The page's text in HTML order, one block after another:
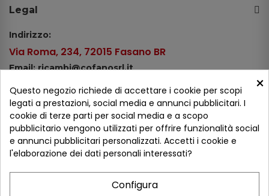
Legal
Indirizzo:
Via Roma, 234, 72015 Fasano BR
Email: ricambi@cofanosrl.it
Tel.: +39 080 44 13 478
WhatsApp: +39 334 98 51 100
Metodi di pagamento
×
Questo negozio richiede di accettare i cookie per scopi
legati a prestazioni, social media e annunci pubblicitari. I
cookie di terze parti per social media e a scopo
pubblicitario vengono utilizzati per offrire funzionalità social
e annunci pubblicitari personalizzati. Accetti i cookie e
l'elaborazione dei dati personali interessati?
Configura